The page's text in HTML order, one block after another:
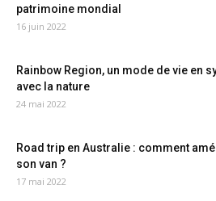
patrimoine mondial
16 juin 2022
Rainbow Region, un mode de vie en
avec la nature
24 mai 2022
Road trip en Australie : comment
son van ?
17 mai 2022